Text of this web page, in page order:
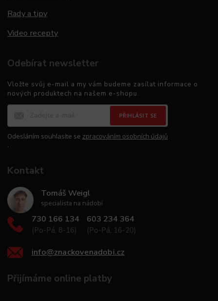
Rady a tipy
Video recepty
Odebírat newsletter
Vložte svůj e-mail a my vám budeme zasílat informace o
nových produktech na našem e-shopu.
PŘIHLÁSIT SE
Odesláním souhlasíte se zpracováním osobních údajů
.
Kontakt
Tomáš Weigl
specialista na nádobí
730 166 134
(Po-Pá, 8-16)
603 234 364
(Po-Pá, 16-20)
info@znackovenadobi.cz
Přijímáme online platby